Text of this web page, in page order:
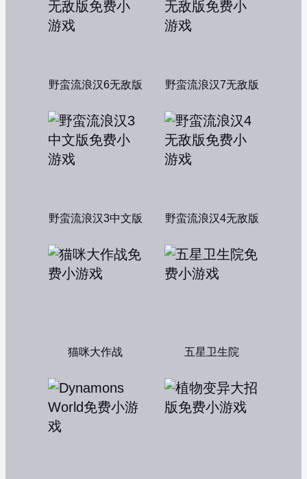
野蛮流浪汉6无敌版 野蛮流浪汉7无敌版
野蛮流浪汉3中文版 野蛮流浪汉4无敌版
猫咪大作战 五星卫生院